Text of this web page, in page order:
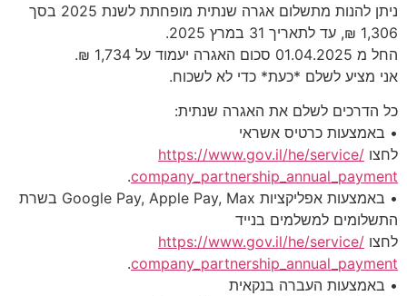
ניתן להנות מתשלום אגרה שנתית מופחתת לשנת 2025 בסך
1,306 ₪, עד לתאריך 31 במרץ 2025.
החל מ 01.04.2025 סכום האגרה יעמוד על 1,734 ₪.
אני מציע לשלם *כעת* כדי לא לשכוח.
כל הדרכים לשלם את האגרה שנתית:
• באמצעות כרטיס אשראי
לחצו https://www.gov.il/he/service/
company_partnership_annual_ payment
.
• באמצעות אפליקציות Google Pay, Apple Pay, Max בשרת
התשלומים למשלמים בנייד
לחצו https://www.gov.il/he/service/
company_partnership_annual_ payment
.
• באמצעות העברה בנקאית